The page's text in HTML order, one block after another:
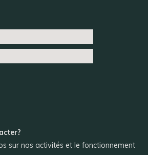
sur nos activités et le fonctionnement